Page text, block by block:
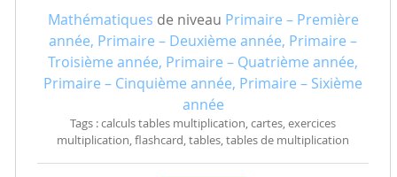
Mathématiques de niveau Primaire – Première
année, Primaire – Deuxième année, Primaire –
Troisième année, Primaire – Quatrième année,
Primaire – Cinquième année, Primaire – Sixième
année
Tags : calculs tables multiplication, cartes, exercices
multiplication, flashcard, tables, tables de multiplication